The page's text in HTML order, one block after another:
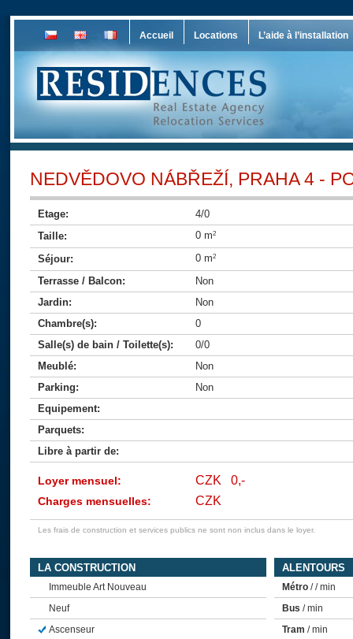
Accueil Locations L’aide à l’installation
NEDVĚDOVO NÁBŘEŽÍ, PRAHA 4 -
Etage:
4/0
Taille:
0 m2
Séjour: 0 m2
Terrasse / Balcon:
Non
Jardin:
Non
Chambre(s):
0
Salle(s) de bain / Toilette(s):
0/0
Meublé:
Non
Parking:
Non
Equipement:
Parquets:
Libre à partir de:
Loyer mensuel: CZK 0,-
Charges mensuelles: CZK
Les frais de construction et services publics ne sont non inclus dans le loyer.
LA CONSTRUCTION
Immeuble Art Nouveau
Neuf
Ascenseur
ALENTOURS
Métro / / min
Bus / min
Tram / min